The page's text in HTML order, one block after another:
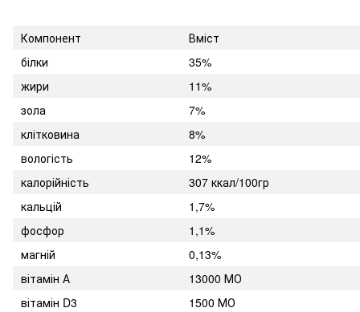
Компонент
Вміст
білки
35%
жири
11%
зола
7%
клітковина
8%
вологість
12%
калорійність
307 ккал/100гр
кальцій
1,7%
фосфор
1,1%
магній
0,13%
вітамін А
13000 МО
вітамін D3
1500 МО